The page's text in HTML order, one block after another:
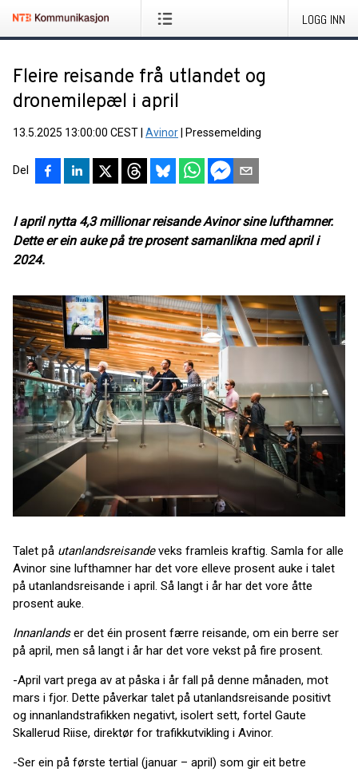
LOGG INN
Fleire reisande frå utlandet og
dronemilepæl i april
13.5.2025 13:00:00 CEST Avinor Pressemelding
Del
I april nytta 4,3 millionar reisande Avinor sine lufthamner.
Dette er ein auke på tre prosent samanlikna med april i
2024.
Talet på utanlandsreisandeveks framleis kraftig. Samla for alle
Avinor sine lufthamner har det vore elleve prosent auke i talet
på utanlandsreisande i april. Så langt i år har det vore åtte
prosent auke.
Innanlandser det éin prosent færre reisande, om ein berre ser
på april, men så langt i år har det vore vekst på fire prosent.
-April vart prega av at påska i år fall på denne månaden, mot
mars i fjor. Dette påverkar talet på utanlandsreisande positivt
og innanlandstrafikken negativt, isolert sett, fortel Gaute
Skallerud Riise, direktør for trafikkutvikling i Avinor.
-Ser ein på første tertial (januar – april) som gir eit betre